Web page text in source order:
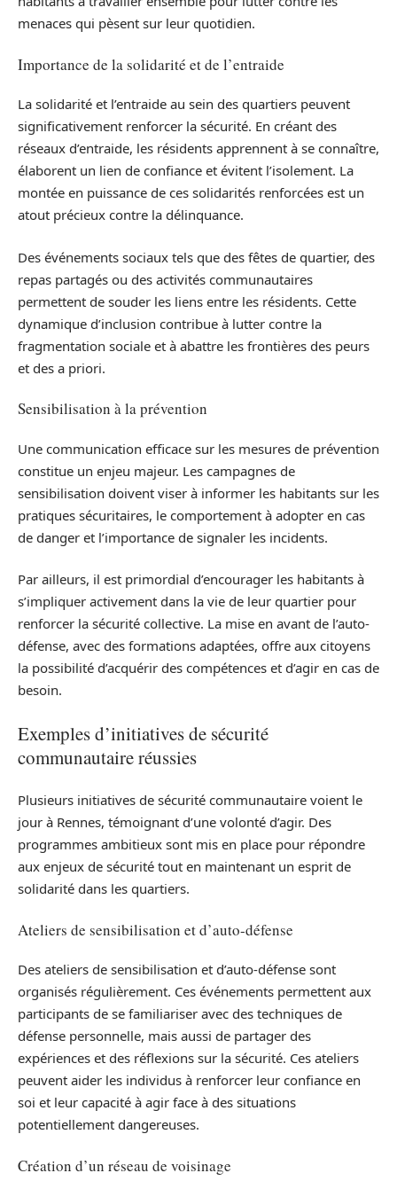
menaces qui pèsent sur leur quotidien.
Importance de la solidarité et de l’entraide
La solidarité et l’entraide au sein des quartiers peuvent
significativement renforcer la sécurité. En créant des
réseaux d’entraide, les résidents apprennent à se connaître,
élaborent un lien de confiance et évitent l’isolement. La
montée en puissance de ces solidarités renforcées est un
atout précieux contre la délinquance.
Des événements sociaux tels que des fêtes de quartier, des
repas partagés ou des activités communautaires
permettent de souder les liens entre les résidents. Cette
dynamique d’inclusion contribue à lutter contre la
fragmentation sociale et à abattre les frontières des peurs
et des a priori.
Sensibilisation à la prévention
Une communication efficace sur les mesures de prévention
constitue un enjeu majeur. Les campagnes de
sensibilisation doivent viser à informer les habitants sur les
pratiques sécuritaires, le comportement à adopter en cas
de danger et l’importance de signaler les incidents.
Par ailleurs, il est primordial d’encourager les habitants à
s’impliquer activement dans la vie de leur quartier pour
renforcer la sécurité collective. La mise en avant de l’auto-
défense, avec des formations adaptées, offre aux citoyens
la possibilité d’acquérir des compétences et d’agir en cas de
besoin.
Exemples d’initiatives de sécurité
communautaire réussies
Plusieurs initiatives de sécurité communautaire voient le
jour à Rennes, témoignant d’une volonté d’agir. Des
programmes ambitieux sont mis en place pour répondre
aux enjeux de sécurité tout en maintenant un esprit de
solidarité dans les quartiers.
Ateliers de sensibilisation et d’auto-défense
Des ateliers de sensibilisation et d’auto-défense sont
organisés régulièrement. Ces événements permettent aux
participants de se familiariser avec des techniques de
défense personnelle, mais aussi de partager des
expériences et des réflexions sur la sécurité. Ces ateliers
peuvent aider les individus à renforcer leur confiance en
soi et leur capacité à agir face à des situations
potentiellement dangereuses.
Création d’un réseau de voisinage